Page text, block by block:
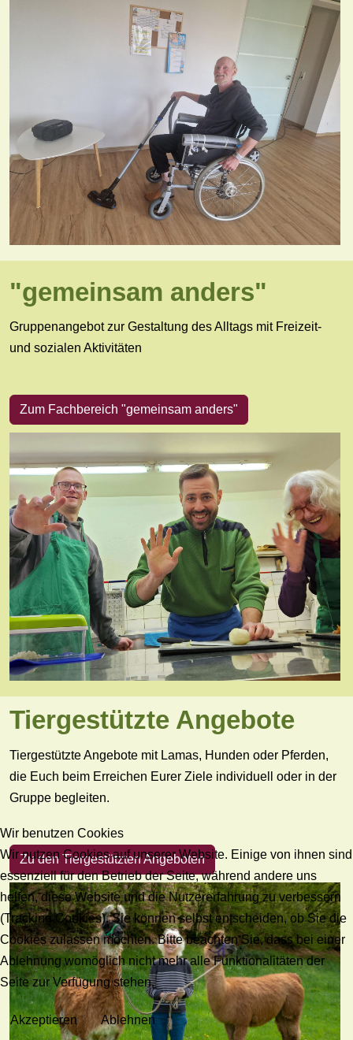
"gemeinsam anders"
Gruppenangebot zur Gestaltung des Alltags mit Freizeit-
und sozialen Aktivitäten
Zum Fachbereich "gemeinsam anders"
Tiergestützte Angebote
Tiergestützte Angebote mit Lamas, Hunden oder Pferden,
die Euch beim Erreichen Eurer Ziele individuell oder in der
Gruppe begleiten.
Zu den Tiergestützten Angeboten
Wir benutzen Cookies
Wir nutzen Cookies auf unserer Website. Einige von ihnen sind
essenziell für den Betrieb der Seite, während andere uns
helfen, diese Website und die Nutzererfahrung zu verbessern
(Tracking Cookies). Sie können selbst entscheiden, ob Sie die
Cookies zulassen möchten. Bitte beachten Sie, dass bei einer
Ablehnung womöglich nicht mehr alle Funktionalitäten der
Seite zur Verfügung stehen.
Akzeptieren
Ablehnen